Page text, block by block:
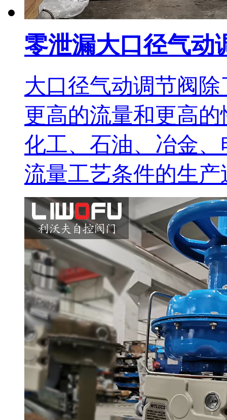
零泄漏大口径气动
大口径气动调节阀
更高的流量和更高
化工、石油、冶金
流量工艺条件的生